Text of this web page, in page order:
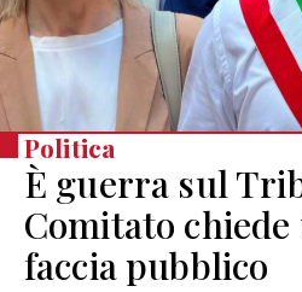
Politica
È guerra sul
Comitato chiede
faccia pubblico